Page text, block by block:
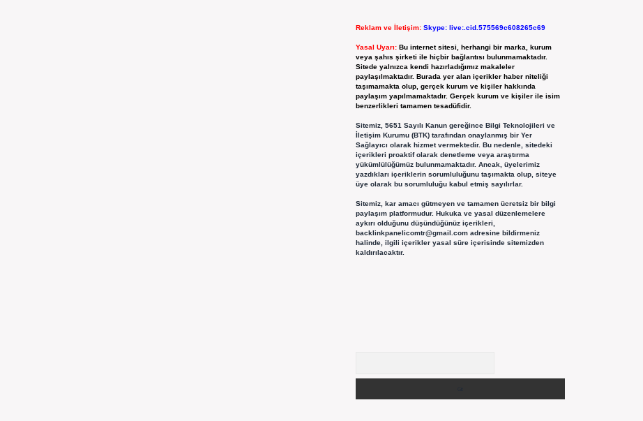
Reklam ve İletişim: Skype: live:.cid.575569c608265c69
Yasal Uyarı: Bu internet sitesi, herhangi bir marka, kurum
veya şahıs şirketi ile hiçbir bağlantısı bulunmamaktadır.
Sitede yalnızca kendi hazırladığımız makaleler
paylaşılmaktadır. Burada yer alan içerikler haber niteliği
taşımamakta olup, gerçek kurum ve kişiler hakkında
paylaşım yapılmamaktadır. Gerçek kurum ve kişiler ile isim
benzerlikleri tamamen tesadüfidir.
Sitemiz, 5651 Sayılı Kanun gereğince Bilgi Teknolojileri ve
İletişim Kurumu (BTK) tarafından onaylanmış bir Yer
Sağlayıcı olarak hizmet vermektedir. Bu nedenle, sitedeki
içerikleri proaktif olarak denetleme veya araştırma
yükümlülüğümüz bulunmamaktadır. Ancak, üyelerimiz
yazdıkları içeriklerin sorumluluğunu taşımakta olup, siteye
üye olarak bu sorumluluğu kabul etmiş sayılırlar.
Sitemiz, kar amacı gütmeyen ve tamamen ücretsiz bir bilgi
paylaşım platformudur. Hukuka ve yasal düzenlemelere
aykırı olduğunu düşündüğünüz içerikleri,
backlinkpanelicomtr@gmail.comadresine bildirmeniz
halinde, ilgili içerikler yasal süre içerisinde sitemizden
kaldırılacaktır.